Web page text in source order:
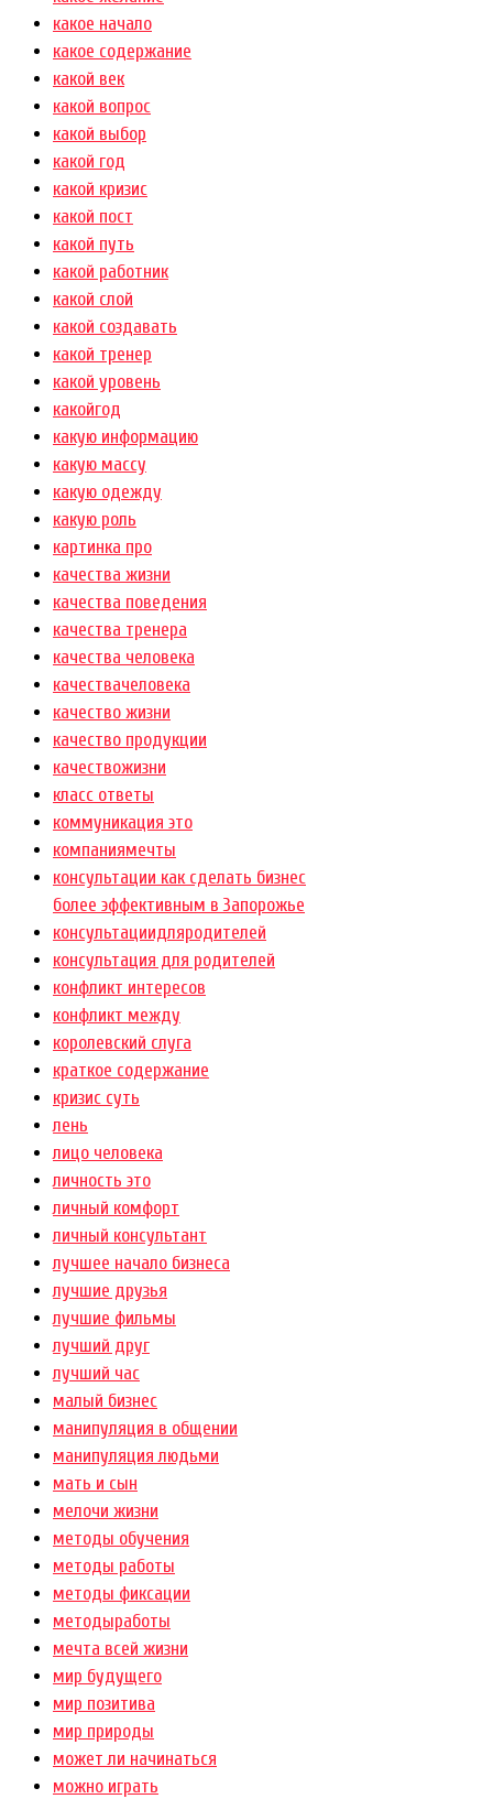
какое начало
какое содержание
какой век
какой вопрос
какой выбор
какой год
какой кризис
какой пост
какой путь
какой работник
какой слой
какой создавать
какой тренер
какой уровень
какойгод
какую информацию
какую массу
какую одежду
какую роль
картинка про
качества жизни
качества поведения
качества тренера
качества человека
качествачеловека
качество жизни
качество продукции
качествожизни
класс ответы
коммуникация это
компаниямечты
консультации как сделать бизнес
более эффективным в Запорожье
консультациидляродителей
консультация для родителей
конфликт интересов
конфликт между
королевский слуга
краткое содержание
кризис суть
лень
лицо человека
личность это
личный комфорт
личный консультант
лучшее начало бизнеса
лучшие друзья
лучшие фильмы
лучший друг
лучший час
малый бизнес
манипуляция в общении
манипуляция людьми
мать и сын
мелочи жизни
методы обучения
методы работы
методы фиксации
методыработы
мечта всей жизни
мир будущего
мир позитива
мир природы
может ли начинаться
можно играть